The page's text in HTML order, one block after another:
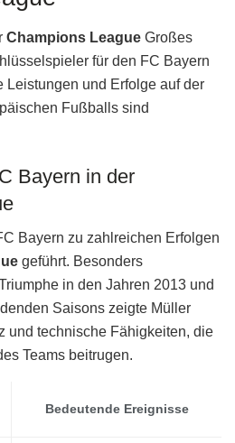
Champions League Großes
für den FC Bayern
Leistungen und Erfolge auf der
Fußballs sind
Bayern in der
Bayern zu zahlreichen Erfolgen
geführt. Besonders
in den Jahren 2013 und
Saisons zeigte Müller
und technische Fähigkeiten, die
Teams beitrugen.
Bedeutende Ereignisse